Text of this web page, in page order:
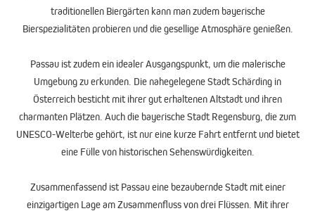
traditionellen Biergärten kann man zudem bayerische
Bierspezialitäten probieren und die gesellige Atmosphäre genießen.
Passau ist zudem ein idealer Ausgangspunkt, um die malerische
Umgebung zu erkunden. Die nahegelegene Stadt Schärding in
Österreich besticht mit ihrer gut erhaltenen Altstadt und ihren
charmanten Plätzen. Auch die bayerische Stadt Regensburg, die zum
UNESCO-Welterbe gehört, ist nur eine kurze Fahrt entfernt und bietet
eine Fülle von historischen Sehenswürdigkeiten.
Zusammenfassend ist Passau eine bezaubernde Stadt mit einer
einzigartigen Lage am Zusammenfluss von drei Flüssen. Mit ihrer